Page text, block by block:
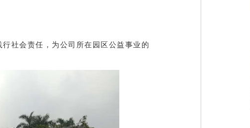
社会责任，为公司所在园区公益事业的